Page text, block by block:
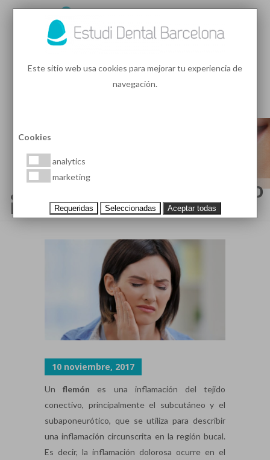
¿QUÉ ES UN FLEMÓN Y CUÁNTO
PUEDE DURAR?
10 noviembre, 2017
Unflemón es una inflamación del tejido
conectivo, principalmente el subcutáneo y el
subaponeurótico, que se utiliza para describir
una inflamación circunscrita en la región bucal.
Es decir, la inflamación dolorosa ocurre en el
Este sitio web usa cookies para mejorar tu experiencia de
navegación.
Cookies
analytics
marketing
Requeridas Seleccionadas Aceptar todas